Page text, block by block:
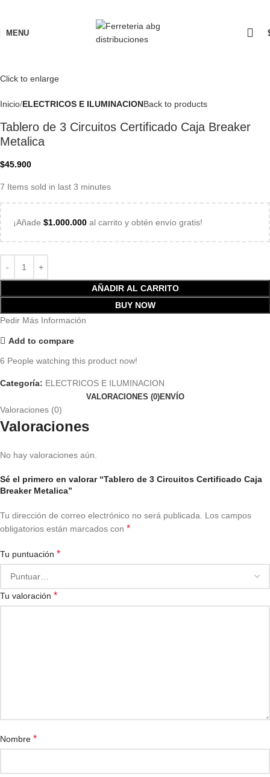
MENU
Click to enlarge
Inicio ELECTRICOS E ILUMINACIONBack to products
Tablero de 3 Circuitos Certificado Caja Breaker
Metalica
$45.900
7 Items sold in last 3 minutes
¡Añade $1.000.000 al carrito y obtén envío gratis!
AÑADIR AL CARRITO
BUY NOW
Pedir Más Información
Add to compare
6 People watching this product now!
Categoría: ELECTRICOS E ILUMINACION
VALORACIONES (0)ENVÍO
Valoraciones (0)
Valoraciones
No hay valoraciones aún.
Sé el primero en valorar “Tablero de 3 Circuitos Certificado Caja
Breaker Metalica”
Tu dirección de correo electrónico no será publicada. Los campos
obligatorios están marcados con *
Tu puntuación *
Tu valoración *
Nombre *